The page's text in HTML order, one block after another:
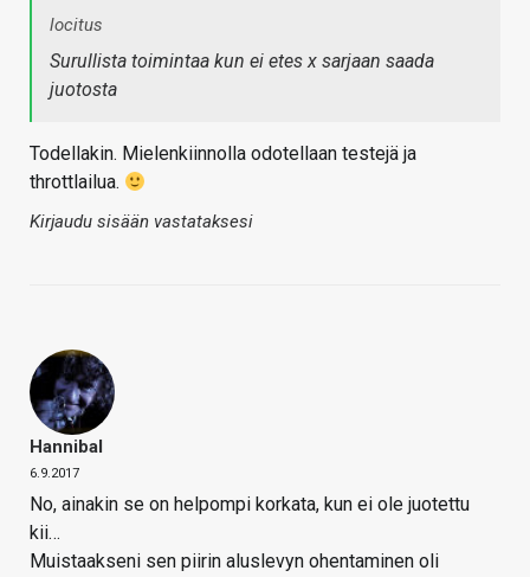
locitus
Surullista toimintaa kun ei etes x sarjaan saada
juotosta
Todellakin. Mielenkiinnolla odotellaan testejä ja
throttlailua.
Kirjaudu sisään vastataksesi
Hannibal
6.9.2017
No, ainakin se on helpompi korkata, kun ei ole juotettu
kii…
Muistaakseni sen piirin aluslevyn ohentaminen oli